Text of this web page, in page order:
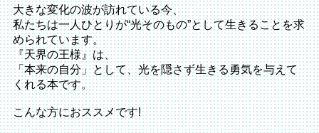
大きな変化の波が訪れている今、
私たちは一人ひとりが“光そのもの”として生きることを求
められています。
『天界の王様』は、
「本来の自分」として、光を隠さず生きる勇気を与えて
くれる本です。
こんな方におススメです!